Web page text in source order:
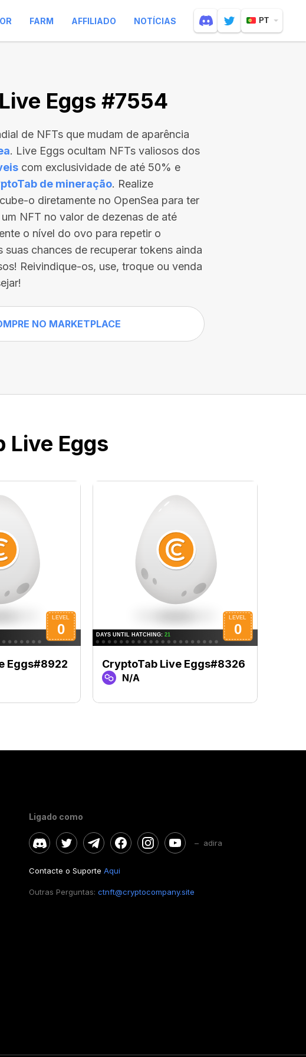
FARM AFFILIADO NOTÍCIAS PT
Eggs #7554
de NFTs que mudam de aparência
. Live Eggs ocultam NFTs valiosos dos
com exclusividade de até 50% e
de mineração. Realize
o diretamente no OpenSea para ter
NFT no valor de dezenas de até
o nível do ovo para repetir o
suas chances de recuperar tokens ainda
Reivindique-os, use, troque ou venda
NO MARKETPLACE
Live Eggs
Eggs#8922 CryptoTab Live Eggs#8326
N/A
Ligado como
– adira
Contacte o Suporte Aqui
Outras Perguntas: ctnft@cryptocompany.site